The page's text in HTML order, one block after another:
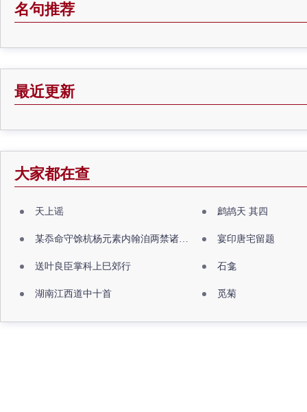
名句推荐
最近更新
大家都在查
天上谣 鹧鸪天 其四
某忝命守馀杭杨元素内翰洎两禁诸公出祖佛寺 宴印唐宅留题
送叶良臣掌科上巳郊行 石龛
湖南江西道中十首 觅菊